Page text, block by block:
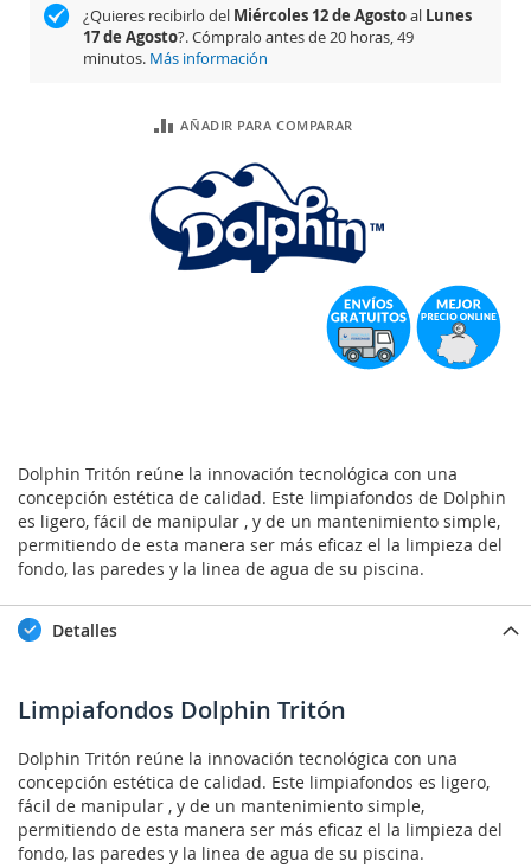
¿Quieres recibirlo del Miércoles 12 de Agostoal Lunes
17 de Agosto?. Cómpralo antes de20 horas, 49
minutos. Más información
AÑADIR PARA COMPARAR
Dolphin Tritón reúne la innovación tecnológica con una
concepción estética de calidad. Este limpiafondos de Dolphin
es ligero, fácil de manipular , y de un mantenimiento simple,
permitiendo de esta manera ser más eficaz el la limpieza del
fondo, las paredes y la linea de agua de su piscina.
Detalles
Limpiafondos Dolphin Tritón
Dolphin Tritón reúne la innovación tecnológica con una
concepción estética de calidad. Este limpiafondos es ligero,
fácil de manipular , y de un mantenimiento simple,
permitiendo de esta manera ser más eficaz el la limpieza del
fondo, las paredes y la linea de agua de su piscina.